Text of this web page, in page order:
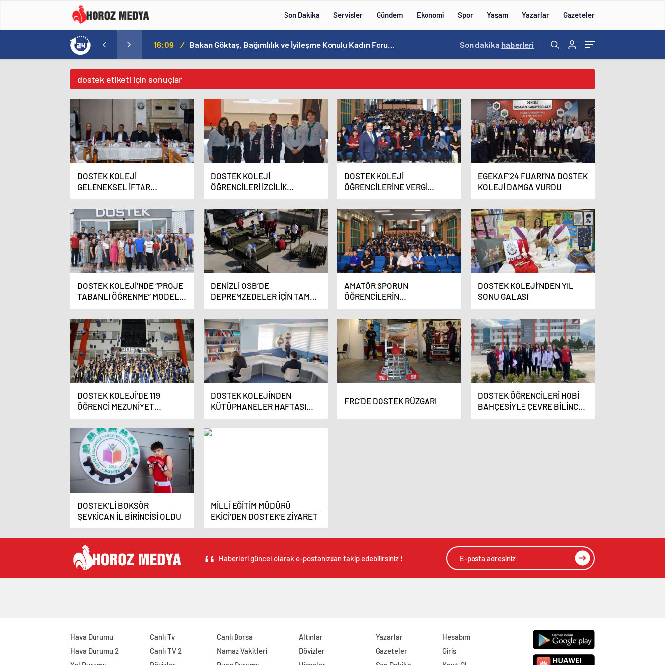
Son Dakika Servisler Gündem Ekonomi Spor Yaşam Yazarlar Gazeteler
16:09 / Bakan Göktaş, Bağımlılık ve İyileşme Konulu Kadın Forumu’nda konuştu: 15:59 /
Son dakika haberleri
dostek etiketi için sonuçlar
DOSTEK KOLEJİ
GELENEKSEL İFTAR
BULUŞMASI YAPILDI
DOSTEK KOLEJİ
ÖĞRENCİLERİ İZCİLİK
SEMİNERİNDE BULUŞTU
DOSTEK KOLEJİ
ÖĞRENCİLERİNE VERGİ
BİLİNCİ ANLATILDI
EGEKAF’24 FUARI’NA DOSTEK
KOLEJİ DAMGA VURDU
DOSTEK KOLEJİ’NDE “PROJE
TABANLI ÖĞRENME” MODELİ
ANLATILDI
DENİZLİ OSB’DE
DEPREMZEDELER İÇİN TAM
TEŞEKKÜLLÜ ÇADIRLAR
ÜRETİLDİ
AMATÖR SPORUN
ÖĞRENCİLERİN
GELİŞİMİNDEKİ ROLÜ
DOSTEK’TE KONUŞULDU
DOSTEK KOLEJİ’NDEN YIL
SONU GALASI
DOSTEK KOLEJİ’DE 119
ÖĞRENCİ MEZUNİYET
HEYECANI YAŞADI
DOSTEK KOLEJİNDEN
KÜTÜPHANELER HAFTASI
MESAJI
FRC’DE DOSTEK RÜZGARI
DOSTEK ÖĞRENCİLERİ HOBİ
BAHÇESİYLE ÇEVRE BİLİNCE
KAZANIYOR
DOSTEK’Lİ BOKSÖR
ŞEVKİCAN İL BİRİNCİSİ OLDU
MİLLİ EĞİTİM MÜDÜRÜ
EKİCİ’DEN DOSTEK’E ZİYARET
Haberleri güncel olarak e-postanızdan takip edebilirsiniz !
Hava Durumu
Hava Durumu 2
Canlı Tv
Canlı TV 2
Canlı Borsa
Namaz Vakitleri
Altınlar
Dövizler
Yazarlar
Gazeteler
Hesabım
Giriş